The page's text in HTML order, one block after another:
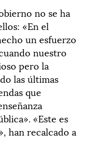
no se ha
«En el
un esfuerzo
nuestro
pero la
las últimas
que
«Este es
han recalcado a